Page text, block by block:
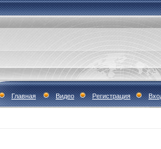
Главная Видео Регистрация